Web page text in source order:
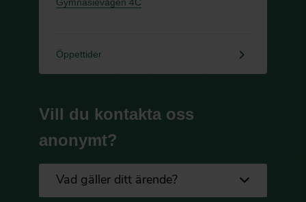
Öppettider keyboard_arrow_right
Vill du kontakta oss
anonymt?